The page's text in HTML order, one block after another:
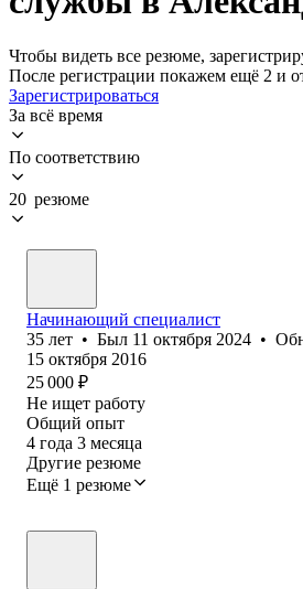
Чтобы видеть все резюме,
После регистрации покажем ещё 2 и
Зарегистрироваться
За всё время
По соответствию
20 резюме
Начинающий специалист
35 лет • Был 11 октября 2024 •
15 октября 2016
25 000 ₽
Не ищет работу
Общий опыт
4 года 3 месяца
Другие резюме
Ещё 1 резюме